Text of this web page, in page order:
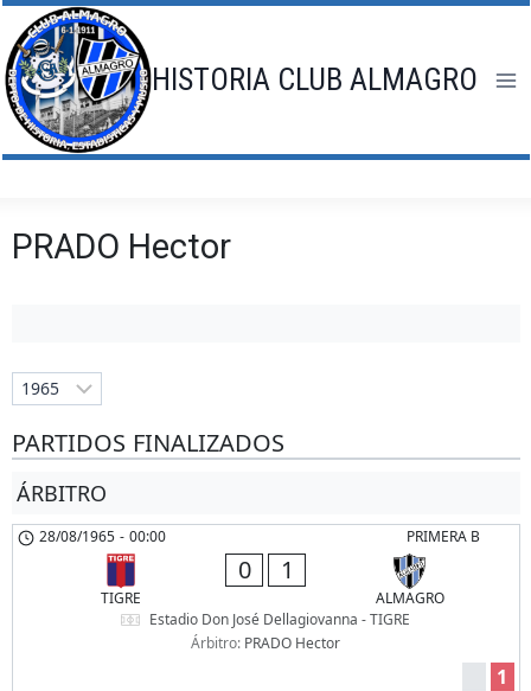
Saltar
al
contenido
HISTORIA CLUB ALMAGRO
PRADO Hector
PARTIDOS FINALIZADOS
ÁRBITRO
PRIMERA B
28/08/1965 - 00:00
TIGRE
0 1
ALMAGRO
Estadio Don José Dellagiovanna - TIGRE
Árbitro: PRADO Hector
1